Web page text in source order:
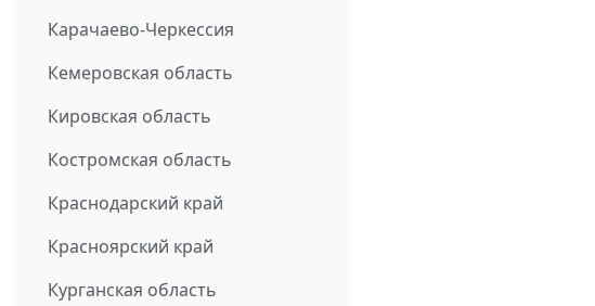
Карачаево-Черкессия
Кемеровская область
Кировская область
Костромская область
Краснодарский край
Красноярский край
Курганская область